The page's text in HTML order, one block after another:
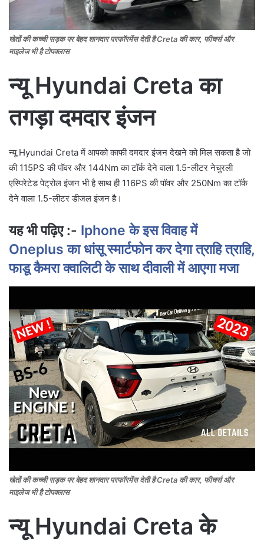
खेतों की कच्ची सड़क पर बेहद शानदार परफॉरमेंस देती है Creta की कार, फीचर्स और
माइलेज भी है टोपक्लास
न्यू Hyundai Creta का
तगड़ा दमदार इंजन
न्यू Hyundai Creta में आपको काफी दमदार इंजन देखने को मिल सकता है जो
की 115PS की पॉवर और 144Nm का टॉर्क देने वाला 1.5-लीटर नेचुरली
एस्पिरेटेड पेट्रोल इंजन भी है साथ ही 116PS की पॉवर और 250Nm का टॉर्क
देने वाला 1.5-लीटर डीजल इंजन है।
यह भी पढ़िए :- Iphone के इस विवाह में
Oneplus का धांसू स्मार्टफोन कर देगा त्राहि त्राहि,
फाडू कैमरा क्वालिटी के साथ दीवाली में आएगा मजा
खेतों की कच्ची सड़क पर बेहद शानदार परफॉरमेंस देती है Creta की कार, फीचर्स और
माइलेज भी है टोपक्लास
न्यू Hyundai Creta के